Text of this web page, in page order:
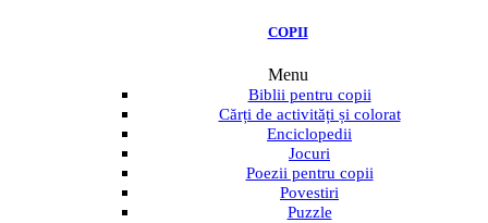
COPII
Menu
Biblii pentru copii
Cărți de activități și colorat
Enciclopedii
Jocuri
Poezii pentru copii
Povestiri
Puzzle